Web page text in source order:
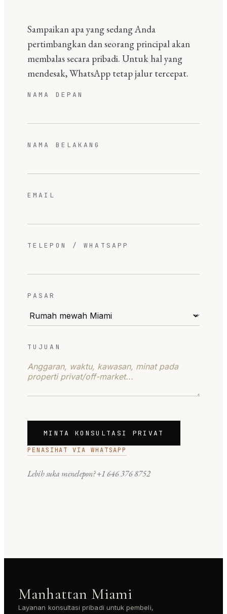
Sampaikan apa yang sedang Anda
pertimbangkan dan seorang principal akan
membalas secara pribadi. Untuk hal yang
mendesak, WhatsApp tetap jalur tercepat.
NAMA DEPAN
NAMA BELAKANG
EMAIL
TELEPON / WHATSAPP
PASAR
TUJUAN
MINTA KONSULTASI PRIVAT
PENASIHAT VIA WHATSAPP
Lebih suka menelepon?+1 646 376 8752
Manhattan Miami
Layanan konsultasi pribadi untuk pembeli,